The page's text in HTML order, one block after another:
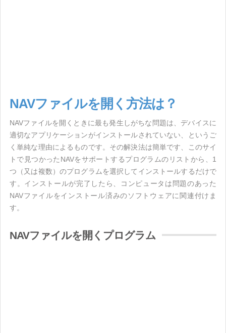
NAVファイルを開く方法は？
NAVファイルを開くときに最も発生しがちな問題は、デバイスに
適切なアプリケーションがインストールされていない、というご
く単純な理由によるものです。その解決法は簡単です、このサイ
トで見つかったNAVをサポートするプログラムのリストから、1
つ（又は複数）のプログラムを選択してインストールするだけで
す。インストールが完了したら、コンピュータは問題のあった
NAVファイルをインストール済みのソフトウェアに関連付けま
す。
NAVファイルを開くプログラム